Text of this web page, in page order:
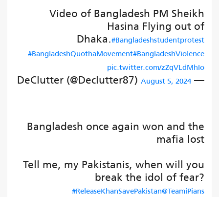
Video of Bangladesh PM Sheikh
Hasina Flying out of
Dhaka.#Bangladeshstudentprotest
#BangladeshQuothaMovement#BangladeshViolence
pic.twitter.com/zZqVLdMhIo
— DeClutter (@Declutter87)
August 5, 2024
Bangladesh once again won and the
mafia lost
Tell me, my Pakistanis, when will you
break the idol of fear?
#ReleaseKhanSavePakistan@TeamiPians